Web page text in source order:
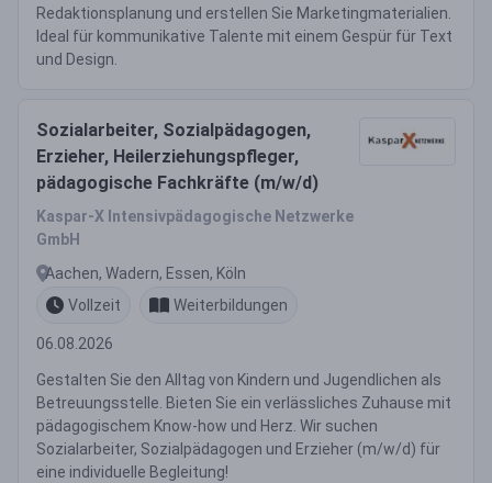
Redaktionsplanung und erstellen Sie Marketingmaterialien.
Ideal für kommunikative Talente mit einem Gespür für Text
und Design.
Sozialarbeiter, Sozialpädagogen,
Erzieher, Heilerziehungspfleger,
pädagogische Fachkräfte (m/w/d)
Kaspar-X Intensivpädagogische Netzwerke
GmbH
Aachen, Wadern, Essen, Köln
Vollzeit
Weiterbildungen
06.08.2026
Gestalten Sie den Alltag von Kindern und Jugendlichen als
Betreuungsstelle. Bieten Sie ein verlässliches Zuhause mit
pädagogischem Know-how und Herz. Wir suchen
Sozialarbeiter, Sozialpädagogen und Erzieher (m/w/d) für
eine individuelle Begleitung!